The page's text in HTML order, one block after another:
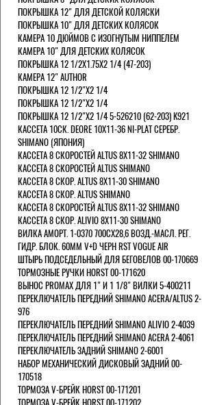
ПОКРЫШКА 12" ДЛЯ ДЕТСКОЙ КОЛЯСКИ
ПОКРЫШКА 10" ДЛЯ ДЕТСКИХ КОЛЯСОК
КАМЕРА 10 ДЮЙМОВ С ИЗОГНУТЫМ НИППЕЛЕМ
КАМЕРА 10" ДЛЯ ДЕТСКИХ КОЛЯСОК
ПОКРЫШКА 12 1/2X1.75X2 1/4 (47-203)
КАМЕРА 12" AUTHOR
ПОКРЫШКА 12 1/2"Х2 1/4
ПОКРЫШКА 12 1/2"Х2 1/4
ПОКРЫШКА 12 1/2"Х2 1/4 5-526210 (62-203) K921
КАССЕТА 10СК. DEORE 10Х11-36 NI-PLAT СЕРЕБР.
SHIMANO (ЯПОНИЯ)
КАССЕТА 8 СКОРОСТЕЙ ALTUS 8Х11-32 SHIMANO
КАССЕТА 8 СКОРОСТЕЙ ALTUS SHIMANO
КАССЕТА 8 СКОР. ALTUS 8Х11-30 SHIMANO
КАССЕТА 8 СКОР. ALTUS SHIMANO
КАССЕТА 8 СКОРОСТЕЙ ALTUS 8Х11-32 SHIMANO
КАССЕТА 8 СКОР. ALIVIO 8Х11-30 SHIMANO
ВИЛКА АМОРТ. 1-0370 700СХ28,6 ВОЗД.-МАСЛ. РЕГ.
ГИДР. БЛОК. 60ММ V+D ЧЕРН RST VOGUE AIR
ШТЫРЬ ПОДСЕДЕЛЬНЫЙ ДЛЯ БЕГОВЕЛОВ 00-170669
ТОРМОЗНЫЕ РУЧКИ HORST 00-171620
ВЫНОС PROMAX ДЛЯ 1" И 1 1/8" ВИЛКИ 5-400211
ПЕРЕКЛЮЧАТЕЛЬ ПЕРЕДНИЙ SHIMANO ACERA/ALTUS 2-
976
ПЕРЕКЛЮЧАТЕЛЬ ПЕРЕДНИЙ SHIMANO ALIVIO 2-4039
ПЕРЕКЛЮЧАТЕЛЬ ПЕРЕДНИЙ SHIMANO ACERA 2-4061
ПЕРЕКЛЮЧАТЕЛЬ ЗАДНИЙ SHIMANO 2-6001
НАБОР МЕХАНИЧЕСКИЙ ДИСКОВЫЙ ЗАДНИЙ 00-
170518
ТОРМОЗА V-БРЕЙК HORST 00-171201
ТОРМОЗА V-БРЕЙК HORST 00-171202